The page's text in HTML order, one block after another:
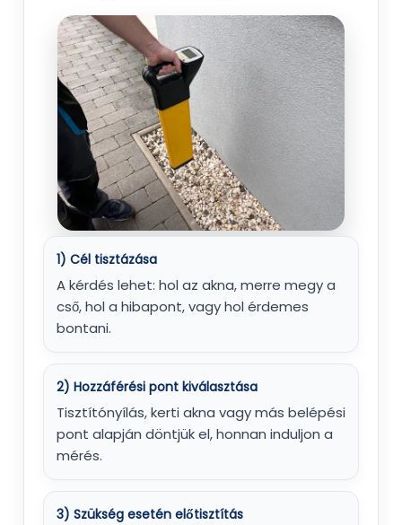
1) Cél tisztázása
A kérdés lehet: hol az akna, merre megy a
cső, hol a hibapont, vagy hol érdemes
bontani.
2) Hozzáférési pont kiválasztása
Tisztítónyílás, kerti akna vagy más belépési
pont alapján döntjük el, honnan induljon a
mérés.
3) Szükség esetén előtisztítás